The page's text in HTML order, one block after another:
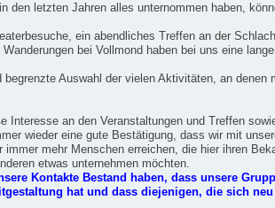
den letzten Jahren alles unternommen haben,
ein abendliches Treffen an der
bei Vollmond haben bei uns eine lange
begrenzte Auswahl der vielen Aktivitäten, an denen
Interesse an den Veranstaltungen und Treffen
wieder eine gute Bestätigung, dass wir mit
mehr Menschen erreichen, die hier ihren
etwas unternehmen möchten.
Kontakte Bestand haben, dass unsere
hat und dass diejenigen, die sich